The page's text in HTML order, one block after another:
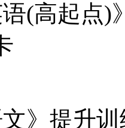
(高起点)
》提升